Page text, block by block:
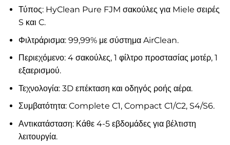
Τύπος: HyClean Pure FJM σακούλες για Miele σειρές
S και C.
Φιλτράρισμα: 99,99% με σύστημα AirClean.
Περιεχόμενο: 4 σακούλες, 1 φίλτρο προστασίας μοτέρ, 1
εξαερισμού.
Τεχνολογία: 3D επέκταση και οδηγός ροής αέρα.
Συμβατότητα: Complete C1, Compact C1/C2, S4/S6.
Αντικατάσταση: Κάθε 4-5 εβδομάδες για βέλτιστη
λειτουργία.